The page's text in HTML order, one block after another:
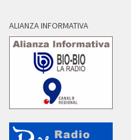
ALIANZA INFORMATIVA